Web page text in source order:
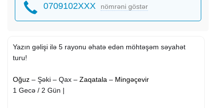
0709102XXX nömrəni göstər
Yazın gəlişi ilə 5 rayonu əhatə edən möhtəşəm səyahət
turu!
Oğuz – Şəki – Qax – Zaqatala – Mingəçevir
1 Gecə / 2 Gün |